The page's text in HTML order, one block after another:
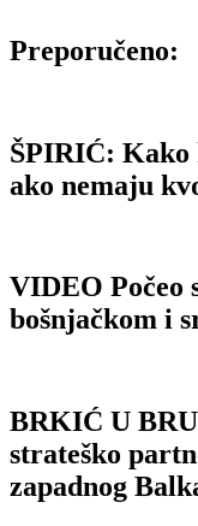
Preporučeno:
ŠPIRIĆ: Kako
ako nemaju
VIDEO Počeo
bošnjačkom i
BRKIĆ U
strateško
zapadnog